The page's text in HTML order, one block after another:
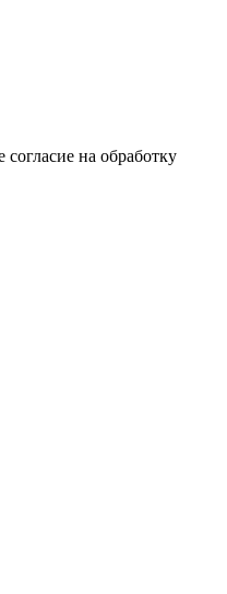
на обработку